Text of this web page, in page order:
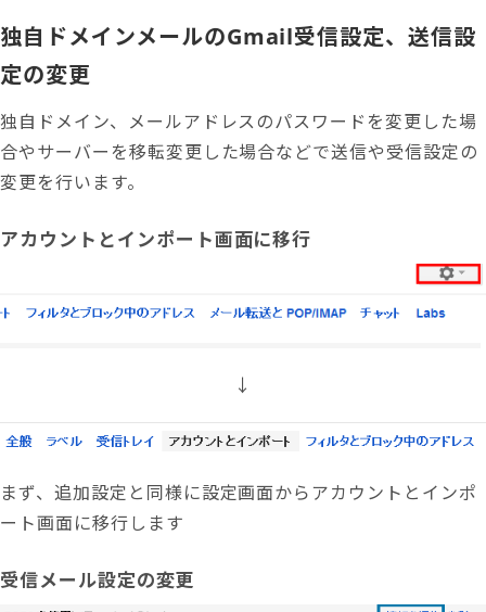
独自ドメインメールのGmail受信設定、送信設
定の変更
独自ドメイン、メールアドレスのパスワードを変更した場
合やサーバーを移転変更した場合などで送信や受信設定の
変更を行います。
アカウントとインポート画面に移行
↓
まず、追加設定と同様に設定画面からアカウントとインポ
ート画面に移行します
受信メール設定の変更